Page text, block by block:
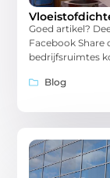
Goed artikel?
Facebook Share
bedrijfsruimtes
Blog